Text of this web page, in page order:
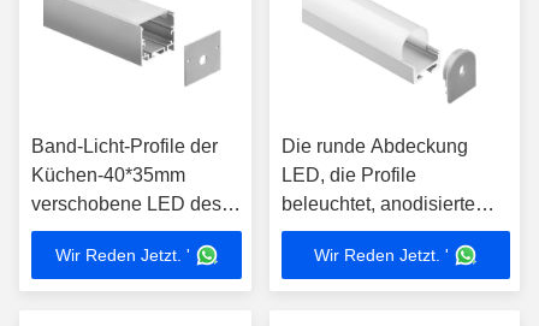
Band-Licht-Profile der
Küchen-40*35mm
verschobene LED des
Profil-Aluminium-LED
Wir Reden Jetzt. '
Die runde Abdeckung
LED, die Profile
beleuchtet, anodisierte
Aluminiumlegierungs-
verschobene Wohnung
Wir Reden Jetzt. '